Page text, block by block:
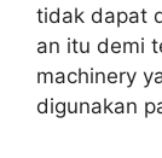
tidak dapat
an itu demi
machinery
digunakan